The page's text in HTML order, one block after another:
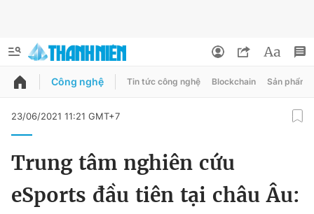
QUẢNG CÁO ĐẶT BÁO
Chuyên mục
Đổi mật khẩu
Tin đã lưu
Công nghệ Tin tức công nghệ Blockchain Sản phẩm
23/06/2021 11:21 GMT+7
Trung tâm nghiên cứu
eSports đầu tiên tại châu Âu: